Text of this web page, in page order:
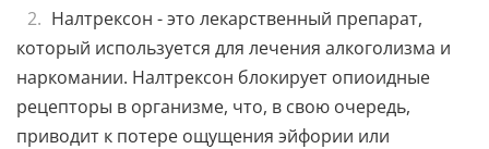
Налтрексон - это лекарственный препарат,
который используется для лечения алкоголизма и
наркомании. Налтрексон блокирует опиоидные
рецепторы в организме, что, в свою очередь,
приводит к потере ощущения эйфории или